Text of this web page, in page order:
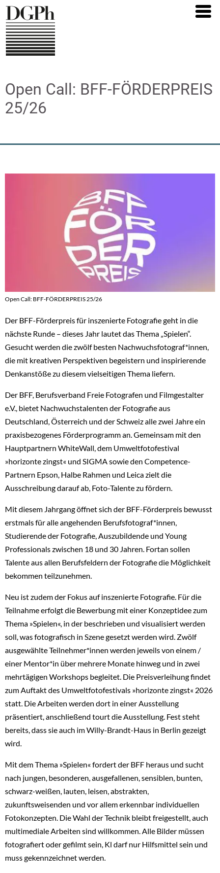
Direkt
zum
Inhalt
Open Call: BFF-FÖRDERPREIS
25/26
Open Call: BFF-FÖRDERPREIS 25/26
Der BFF-Förderpreis für inszenierte Fotografie geht in die
nächste Runde – dieses Jahr lautet das Thema „Spielen“.
Gesucht werden die zwölf besten Nachwuchsfotograf*innen,
die mit kreativen Perspektiven begeistern und inspirierende
Denkanstöße zu diesem vielseitigen Thema liefern.
Der BFF, Berufsverband Freie Fotografen und Filmgestalter
e.V., bietet Nachwuchstalenten der Fotografie aus
Deutschland, Österreich und der Schweiz alle zwei Jahre ein
praxisbezogenes Förderprogramm an. Gemeinsam mit den
Hauptpartnern WhiteWall, dem Umweltfotofestival
»horizonte zingst« und SIGMA sowie den Competence-
Partnern Epson, Halbe Rahmen und Leica zielt die
Ausschreibung darauf ab, Foto-Talente zu fördern.
Mit diesem Jahrgang öffnet sich der BFF-Förderpreis bewusst
erstmals für alle angehenden Berufsfotograf*innen,
Studierende der Fotografie, Auszubildende und Young
Professionals zwischen 18 und 30 Jahren. Fortan sollen
Talente aus allen Berufsfeldern der Fotografie die Möglichkeit
bekommen teilzunehmen.
Neu ist zudem der Fokus auf inszenierte Fotografie. Für die
Teilnahme erfolgt die Bewerbung mit einer Konzeptidee zum
Thema »Spielen«, in der beschrieben und visualisiert werden
soll, was fotografisch in Szene gesetzt werden wird. Zwölf
ausgewählte Teilnehmer*innen werden jeweils von einem /
einer Mentor*in über mehrere Monate hinweg und in zwei
mehrtägigen Workshops begleitet. Die Preisverleihung findet
zum Auftakt des Umweltfotofestivals »horizonte zingst« 2026
statt. Die Arbeiten werden dort in einer Ausstellung
präsentiert, anschließend tourt die Ausstellung. Fest steht
bereits, dass sie auch im Willy-Brandt-Haus in Berlin gezeigt
wird.
Mit dem Thema »Spielen« fordert der BFF heraus und sucht
nach jungen, besonderen, ausgefallenen, sensiblen, bunten,
schwarz-weißen, lauten, leisen, abstrakten,
zukunftsweisenden und vor allem erkennbar individuellen
Fotokonzepten. Die Wahl der Technik bleibt freigestellt, auch
multimediale Arbeiten sind willkommen. Alle Bilder müssen
fotografiert oder gefilmt sein, Kl darf nur Hilfsmittel sein und
muss gekennzeichnet werden.